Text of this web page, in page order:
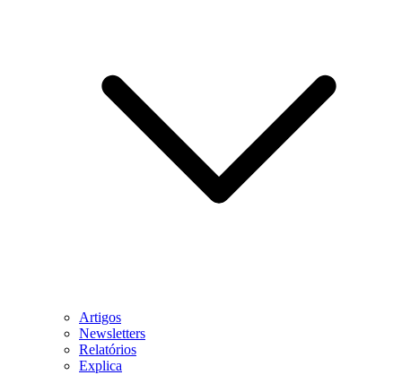
Artigos
Newsletters
Relatórios
Explica